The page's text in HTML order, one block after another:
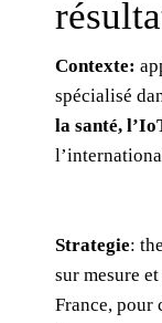
Contexte:
spécialisé
la santé,
Strategie:
sur mesure
France, pour